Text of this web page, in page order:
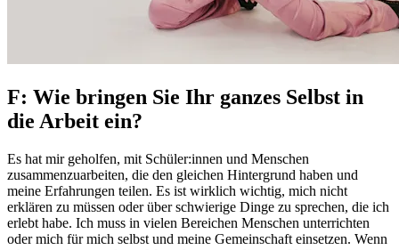
F: Wie bringen Sie Ihr ganzes Selbst in
die Arbeit ein?
Es hat mir geholfen, mit Schüler:innen und Menschen
zusammenzuarbeiten, die den gleichen Hintergrund haben und
meine Erfahrungen teilen. Es ist wirklich wichtig, mich nicht
erklären zu müssen oder über schwierige Dinge zu sprechen, die ich
erlebt habe. Ich muss in vielen Bereichen Menschen unterrichten
oder mich für mich selbst und meine Gemeinschaft einsetzen. Wenn